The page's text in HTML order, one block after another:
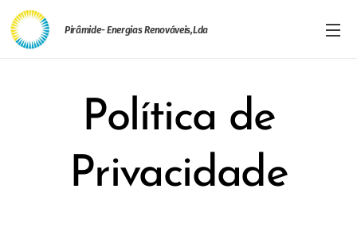
Pirâmide- Energias Renováveis,Lda
Política de
Privacidade